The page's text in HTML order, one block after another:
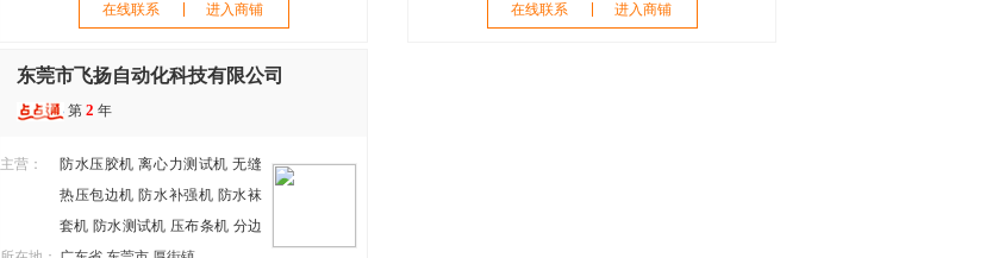
在线联系 进入商铺 在线联系 进入商铺
东莞市飞扬自动化科技有限公司
第 2 年
主营： 防水压胶机 离心力测试机 无缝
热压包边机 防水补强机 防水袜
套机 防水测试机 压布条机 分边